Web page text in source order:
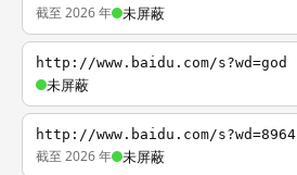
截至 2026 年 未屏蔽
http://www.baidu.com/s?wd=god
未屏蔽
http://www.baidu.com/s?wd=8964
截至 2026 年 未屏蔽